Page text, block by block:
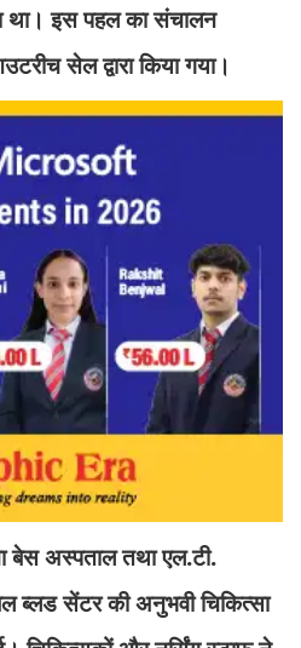
था। इस पहल का संचालन
सेल द्वारा किया गया।
बेस अस्पताल तथा एल.टी.
ब्लड सेंटर की अनुभवी चिकित्सा